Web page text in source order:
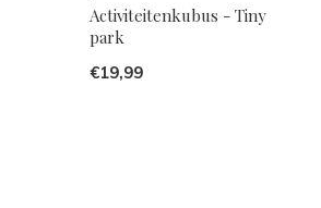
Activiteitenkubus - Tiny
park
€19,99